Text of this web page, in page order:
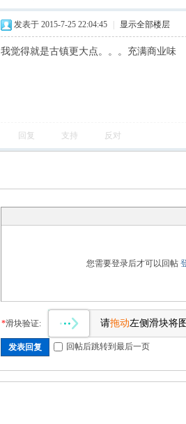
发表于 2015-7-25 22:04:45 显示全部楼层
我觉得就是古镇更大点。。。充满商业味
回复 支持 反对
您需要登录后才可以回帖
*滑块验证: 请拖动左侧滑块将
发表回复 回帖后跳转到最后一页